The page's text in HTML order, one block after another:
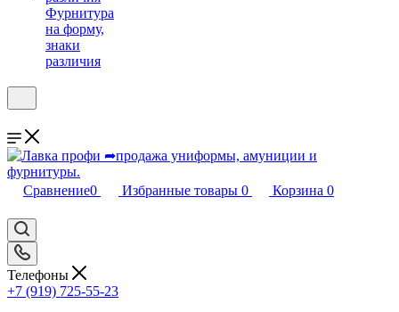
Фурнитура
на форму,
знаки
различия
Сравнение0 Избранные товары 0 Корзина 0
Телефоны
+7 (919) 725-55-23